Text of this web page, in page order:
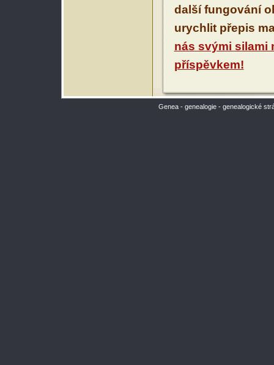
další fungování
urychlit přepis
nás svými silami
příspěvkem!
Genea - genealogie - genealogické